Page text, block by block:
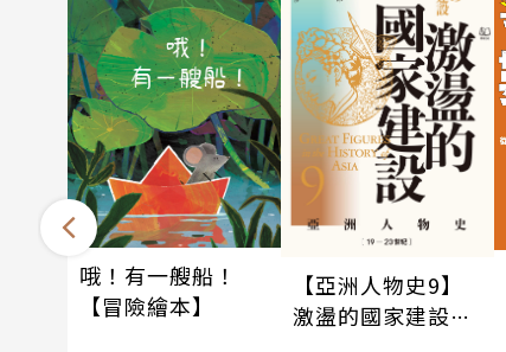
哦！有一艘船！
【冒險繪本】
【亞洲人物史9】
激盪的國家建設